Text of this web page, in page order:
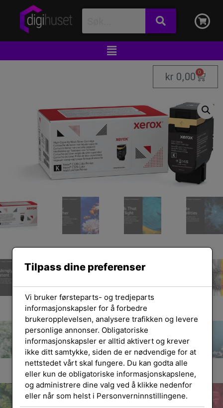
kr 0,00 0
Tilpass dine preferenser
Vi bruker førsteparts- og tredjeparts
informasjonskapsler for å forbedre
brukeropplevelsen, analysere trafikken og levere
personlige annonser. Obligatoriske
informasjonskapsler er alltid aktivert og krever
ikke ditt samtykke, siden de er nødvendige for at
nettstedet vårt skal fungere. Du kan godta alle
eller kun de obligatoriske informasjonskapslene,
og administrere dine valg ved å klikke nedenfor
eller når som helst i Personverninnstillingene.